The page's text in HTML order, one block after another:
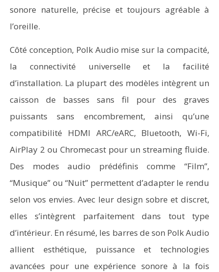
sonore naturelle, précise et toujours agréable à
l’oreille.
Côté conception, Polk Audio mise sur la compacité,
la connectivité universelle et la facilité
d’installation. La plupart des modèles intègrent un
caisson de basses sans fil pour des graves
puissants sans encombrement, ainsi qu’une
compatibilité HDMI ARC/eARC, Bluetooth, Wi-Fi,
AirPlay 2 ou Chromecast pour un streaming fluide.
Des modes audio prédéfinis comme “Film”,
“Musique” ou “Nuit” permettent d’adapter le rendu
selon vos envies. Avec leur design sobre et discret,
elles s’intègrent parfaitement dans tout type
d’intérieur. En résumé, les barres de son Polk Audio
allient esthétique, puissance et technologies
avancées pour une expérience sonore à la fois